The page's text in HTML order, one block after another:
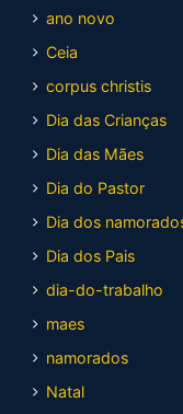
ano novo
Ceia
corpus christis
Dia das Crianças
Dia das Mães
Dia do Pastor
Dia dos
Dia dos Pais
dia-do-trabalho
maes
namorados
Natal